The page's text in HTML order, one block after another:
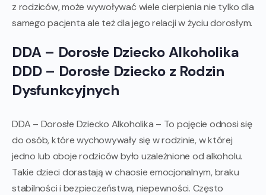
z rodziców, może wywoływać wiele cierpienia nie tylko dla
samego pacjenta ale też dla jego relacji w życiu dorosłym.
DDA – Dorosłe Dziecko Alkoholika
DDD – Dorosłe Dziecko z Rodzin
Dysfunkcyjnych
DDA – Dorosłe Dziecko Alkoholika – To pojęcie odnosi się
do osób, które wychowywały się w rodzinie, w której
jedno lub oboje rodziców było uzależnione od alkoholu.
Takie dzieci dorastają w chaosie emocjonalnym, braku
stabilności i bezpieczeństwa, niepewności. Często